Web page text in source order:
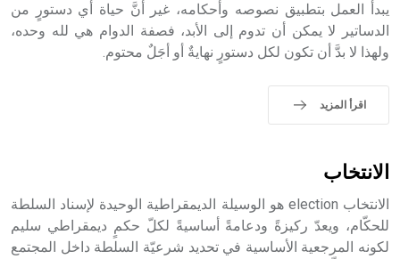
- هل تعلم أن أبجر Abgar اسم معروف جيداً يعود إلى عدد من
الملوك الذين حكموا مدينة إديسا (الرها) من أبجر الأول وحتى
sign تكتب منفصلة غير متصلة، وتعتمد المبدأ الأكوروفوني،
حيث تقتصر القيمة الصوتية للعلامة الك
يبدأ العمل بتطبيق نصوصه وأحكامه، غير أنَّ حياة أي دستورٍ من
الدساتير لا يمكن أن تدوم إلى الأبد، فصفة الدوام هي لله وحده،
ولهذا لا بدَّ أن تكون لكل دستورٍ نهايةٌ أو أجَلٌ محتوم.
اقرأ المزيد
الانتخاب
الانتخاب election هو الوسيلة الديمقراطية الوحيدة لإسناد السلطة
للحكّام، ويعدّ ركيزةً ودعامةً أساسيةً لكلّ حكمٍ ديمقراطي سليم
لكونه المرجعية الأساسية في تحديد شرعيّة السلطة داخل المجتمع